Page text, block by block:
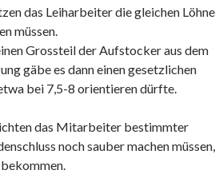
das Leiharbeiter die gleichen Löhne
müssen.
Grossteil der Aufstocker aus dem
gäbe es dann einen gesetzlichen
bei 7,5-8 orientieren dürfte.
das Mitarbeiter bestimmter
noch sauber machen müssen,